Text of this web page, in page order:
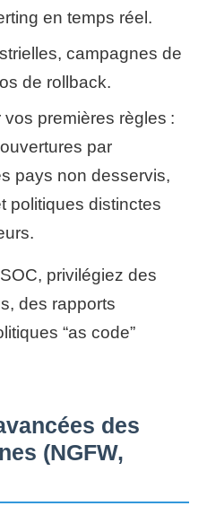
en temps réel.
campagnes de
de rollback.
premières règles :
par
pays non desservis,
politiques distinctes
privilégiez des
des rapports
“as code”
des
(NGFW,